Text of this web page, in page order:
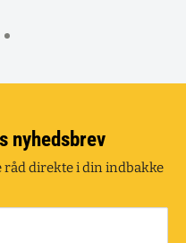
nyhedsbrev
råd direkte i din indbakke